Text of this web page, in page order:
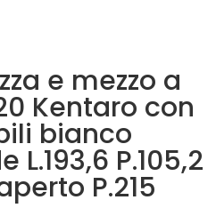
e mezzo a
Kentaro con
bianco
P.105,2
P.215